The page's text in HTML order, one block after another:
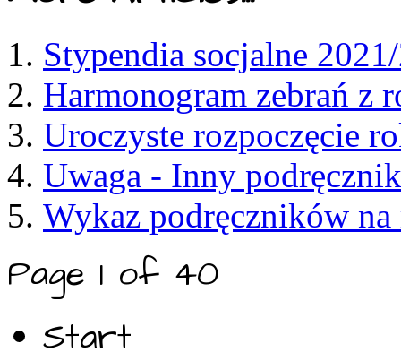
Stypendia socjalne
Harmonogram zebrań z
Uroczyste rozpoczęcie
Uwaga - Inny
Wykaz podręczników
Page 1 of 40
Start